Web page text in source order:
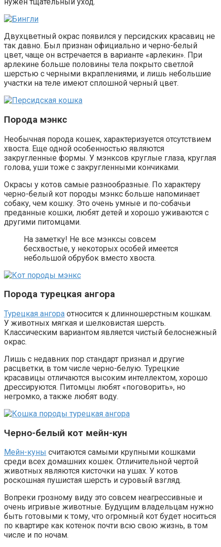
Двухцветный окрас появился у персидских красавиц не
так давно. Был признан официально и черно-белый
цвет, чаще он встречается в варианте «арлекин». При
арлекине больше половины тела покрыто светлой
шерстью с черными вкраплениями, и лишь небольшие
участки на теле имеют сплошной черный цвет.
Порода мэнкс
Необычная порода кошек, характеризуется отсутствием
хвоста. Еще одной особенностью являются
закругленные формы. У мэнксов круглые глаза, круглая
голова, уши тоже с закругленными кончиками.
Окрасы у котов самые разнообразные. По характеру
черно-белый кот породы мэнкс больше напоминает
собаку, чем кошку. Это очень умные и по-собачьи
преданные кошки, любят детей и хорошо уживаются с
другими питомцами.
На заметку! Не все мэнксы совсем
бесхвостые, у некоторых особей имеется
небольшой обрубок вместо хвоста.
Порода турецкая ангора
Турецкая ангора относится к длинношерстным кошкам.
У животных мягкая и шелковистая шерсть.
Классическим вариантом является чистый белоснежный
окрас.
Лишь с недавних пор стандарт признал и другие
расцветки, в том числе черно-белую. Турецкие
красавицы отличаются высоким интеллектом, хорошо
дрессируются. Питомцы любят «поговорить», но
негромко, а также любят воду.
Черно-белый кот мейн-кун
Мейн-куны считаются самыми крупными кошками
среди всех домашних кошек. Отличительной чертой
животных являются кисточки на ушах. У котов
роскошная пушистая шерсть и суровый взгляд.
Вопреки грозному виду это совсем неагрессивные и
очень игривые животные. Будущим владельцам нужно
быть готовыми к тому, что огромный кот будет носиться
по квартире как котенок почти всю свою жизнь, в том
числе и по ночам.